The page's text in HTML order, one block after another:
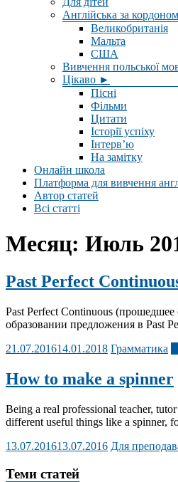
Англійська за
Великобританія
Мальта
США
Вивчення польської
Цікаво ►
Пісні
Фільми
Цитати
Історії успіху
Інтерв’ю
На замітку
Онлайн школа
Платформа для вивчення
Автор статей
Всі статті
Месяц: Июль
Past Perfect
Past Perfect Continuous
образовании предложения в Past
21.07.201614.01.2018 Грамматика
How to make a spinner
Being a real professional teacher,
different useful things like a spinner,
13.07.201613.07.2016 Для
Теми статей